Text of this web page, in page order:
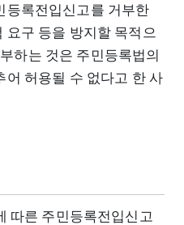
등록전입신고를 거부한
요구 등을 방지할 목적으
하는 것은 주민등록법의
어 허용될 수 없다고 한 사
따른 주민등록전입신고